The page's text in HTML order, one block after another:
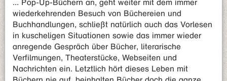
... Pop-Up-Büchern an, geht weiter mit dem immer
wiederkehrenden Besuch von Büchereien und
Buchhandlungen, schließt natürlich auch das Vorlesen
in kuscheligen Situationen sowie das immer wieder
anregende Gespräch über Bücher, literarische
Verfilmungen, Theaterstücke, Webseiten und
Nachrichten ein. Letztlich hört dieses Leben mit